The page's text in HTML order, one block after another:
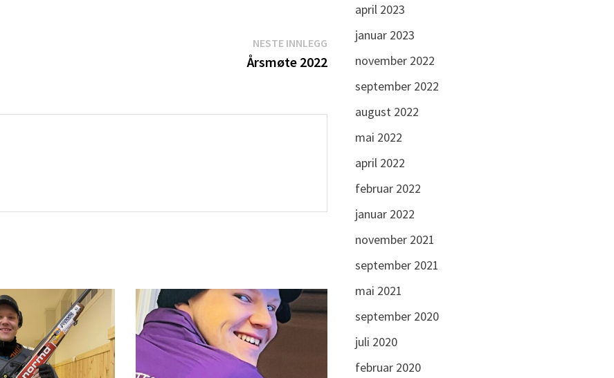
NESTE INNLEGGNeste
innlegg:
Årsmøte 2022
april 2023
januar 2023
november 2022
september 2022
august 2022
mai 2022
april 2022
februar 2022
januar 2022
november 2021
september 2021
mai 2021
september 2020
juli 2020
februar 2020